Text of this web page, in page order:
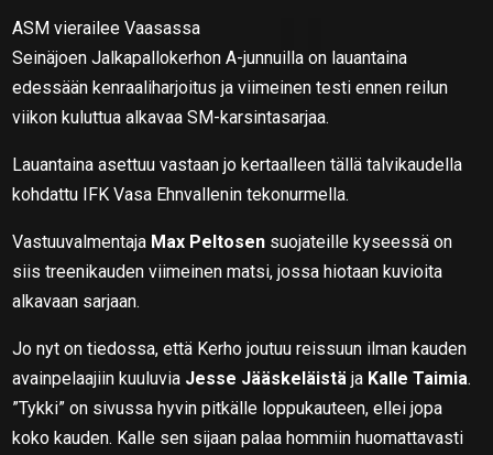
ASM vierailee Vaasassa
Seinäjoen Jalkapallokerhon A-junnuilla on lauantaina
edessään kenraaliharjoitus ja viimeinen testi ennen reilun
viikon kuluttua alkavaa SM-karsintasarjaa.
Lauantaina asettuu vastaan jo kertaalleen tällä talvikaudella
kohdattu IFK Vasa Ehnvallenin tekonurmella.
Vastuuvalmentaja Max Peltosen suojateille kyseessä on
siis treenikauden viimeinen matsi, jossa hiotaan kuvioita
alkavaan sarjaan.
Jo nyt on tiedossa, että Kerho joutuu reissuun ilman kauden
avainpelaajiin kuuluvia Jesse Jääskeläistä ja Kalle Taimia.
”Tykki” on sivussa hyvin pitkälle loppukauteen, ellei jopa
koko kauden. Kalle sen sijaan palaa hommiin huomattavasti